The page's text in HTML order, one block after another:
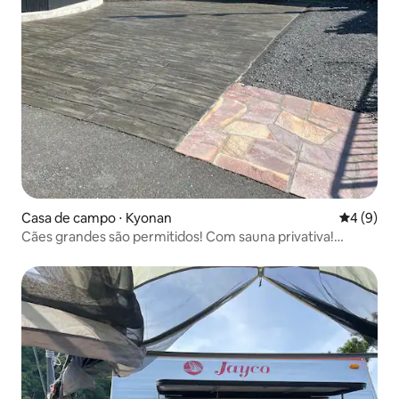
Casa de campo ⋅ Kyonan 4 de uma
4 (9)
Cães grandes são permitidos! Com sauna privativa!